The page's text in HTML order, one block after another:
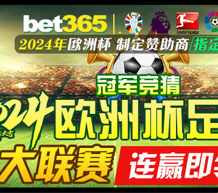
新闻中心 企业实力 产品中心